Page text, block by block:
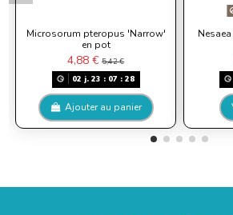
Microsorum pteropus 'Narrow'
en pot
4,88 €5,42 €
02 j. 23 : 07 : 28
Ajouter au panier